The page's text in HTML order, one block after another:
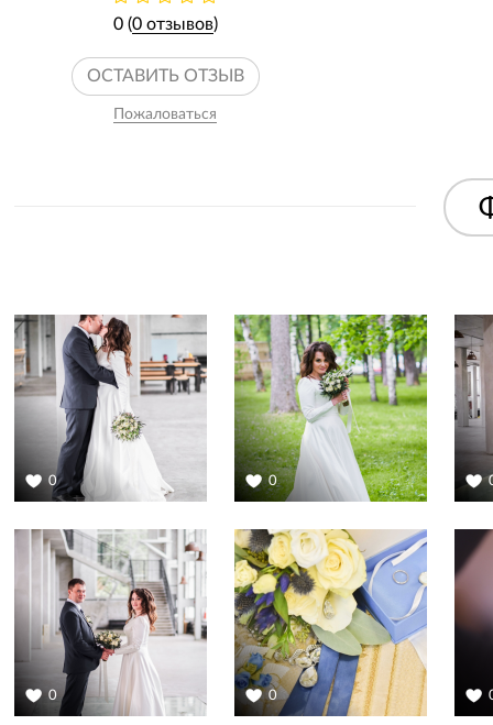
0 (0 отзывов)
ОСТАВИТЬ ОТЗЫВ
Пожаловаться
0 0
0 0